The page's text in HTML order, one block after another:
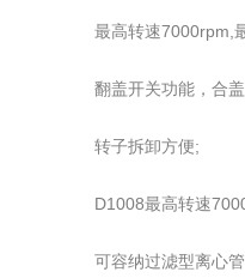
最高转速7000rpm,
翻盖开关功能，合
转子拆卸方便;
D1008最高转速
可容纳过滤型离心